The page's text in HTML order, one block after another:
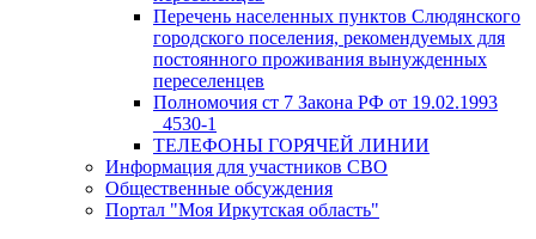
Перечень населенных пунктов Слюдянского
городского поселения, рекомендуемых для
постоянного проживания вынужденных
переселенцев
Полномочия ст 7 Закона РФ от 19.02.1993
_4530-1
ТЕЛЕФОНЫ ГОРЯЧЕЙ ЛИНИИ
Информация для участников СВО
Общественные обсуждения
Портал "Моя Иркутская область"